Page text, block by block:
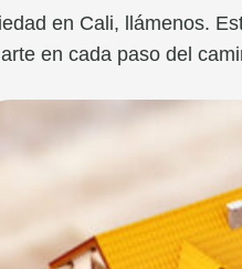
en Cali, llámenos.
en cada paso del